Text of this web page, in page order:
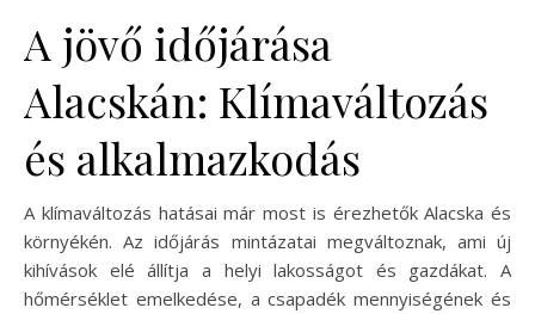
A jövő időjárása
Alacskán: Klímaváltozás
és alkalmazkodás
A klímaváltozás hatásai már most is érezhetők Alacska és
környékén. Az időjárás mintázatai megváltoznak, ami új
kihívások elé állítja a helyi lakosságot és gazdákat. A
hőmérséklet emelkedése, a csapadék mennyiségének és